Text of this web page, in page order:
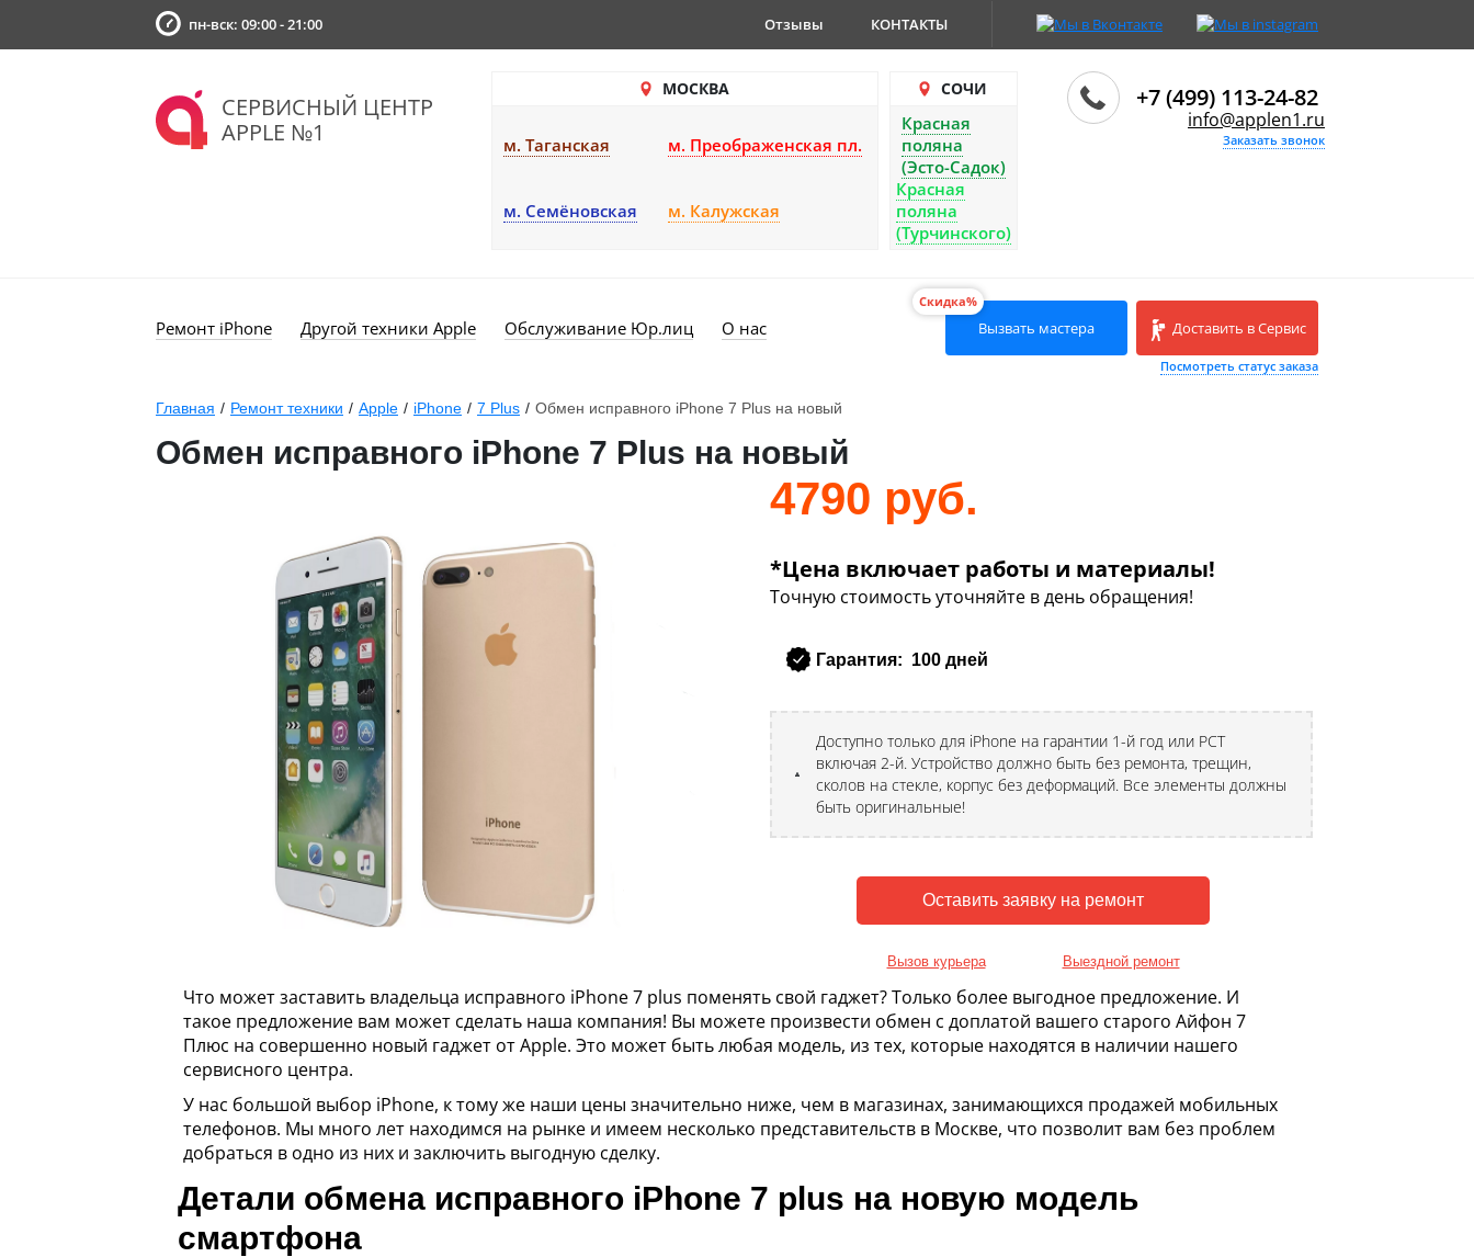
пн-вск: 09:00 - 21:00 Отзывы КОНТАКТЫ
СЕРВИСНЫЙ ЦЕНТР
APPLE №1
МОСКВА
м. Таганская м. Преображенская пл.
м. Семёновская м. Калужская
СОЧИ
Красная
поляна
(Эсто-Садок)
Красная
поляна
(Турчинского)
+7 (499) 113-24-82
info@applen1.ru
Заказать звонок
Ремонт iPhone Другой техники Apple Обслуживание Юр.лиц О нас
Скидка%
Вызвать мастера Доставить в Сервис
Посмотреть статус заказа
Главная / Ремонт техники / Apple / iPhone / 7 Plus / Обмен исправного iPhone 7 Plus на новый
Обмен исправного iPhone 7 Plus на новый
4790 руб.
*Цена включает работы и материалы!
Точную стоимость уточняйте в день обращения!
Гарантия: 100 дней
Доступно только для iPhone на гарантии 1-й год или РСТ
включая 2-й. Устройство должно быть без ремонта, трещин,
сколов на стекле, корпус без деформаций. Все элементы должны
быть оригинальные!
Вызов курьера Выездной ремонт
Что может заставить владельца исправного iPhone 7 plus поменять свой гаджет? Только более выгодное предложение. И
такое предложение вам может сделать наша компания! Вы можете произвести обмен с доплатой вашего старого Айфон 7
Плюс на совершенно новый гаджет от Apple. Это может быть любая модель, из тех, которые находятся в наличии нашего
сервисного центра.
У нас большой выбор iPhone, к тому же наши цены значительно ниже, чем в магазинах, занимающихся продажей мобильных
телефонов. Мы много лет находимся на рынке и имеем несколько представительств в Москве, что позволит вам без проблем
добраться в одно из них и заключить выгодную сделку.
Детали обмена исправного iPhone 7 plus на новую модель
смартфона